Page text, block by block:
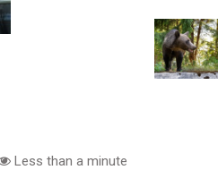
Less than a minute